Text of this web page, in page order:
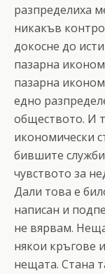
разпределиха
никакъв
докосне до
пазарна
пазарна
едно
обществото. И
икономически
бившите
чувството за
Дали това е
написан и
не вярвам.
някои кръгове
нещата. Стана